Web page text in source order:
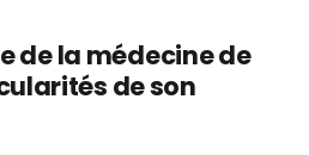
de la médecine de
de son